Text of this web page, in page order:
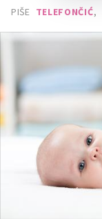
PIŠE TELEFONČIĆ,